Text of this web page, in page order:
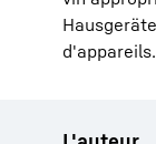
d'appareils.